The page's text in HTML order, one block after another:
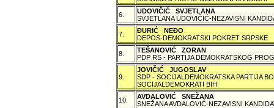
6.
UDOVIČIĆ SVJETLANA
SVJETLANA UDOVIČIĆ-NEZAVISNI
7.
ÐURIĆ NEÐO
DEPOS-DEMOKRATSKI POKRET SRPSKE
8.
TEŠANOVIĆ ZORAN
PDP RS - PARTIJA DEMOKRATSKOG
9.
JOVIČIĆ JUGOSLAV
SDP - SOCIJALDEMOKRATSKA PARTIJA
SOCIJALDEMOKRATI BIH
10.
AVDALOVIĆ SNEŽANA
SNEŽANA AVDALOVIĆ-NEZAVISNI